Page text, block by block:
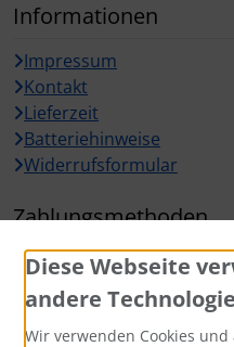
Informationen
Impressum
Kontakt
Lieferzeit
Batteriehinweise
Widerrufsformular
Zahlungsmethoden
Diese Webseite
andere
Wir verwenden Cookies